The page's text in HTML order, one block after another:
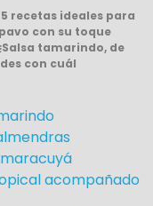
recetas ideales para
con su toque
tamarindo, de
con cuál
acompañado